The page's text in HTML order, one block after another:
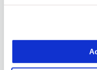
ns. Cookie Policy.
Iscrizione e
Per iscriversi, scegliere il